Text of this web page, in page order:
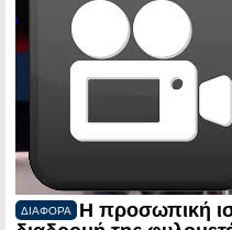
ΔΙΑΦΟΡΑ
Η προσωπική